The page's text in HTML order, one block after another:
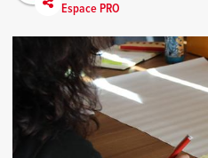
Espace PRO